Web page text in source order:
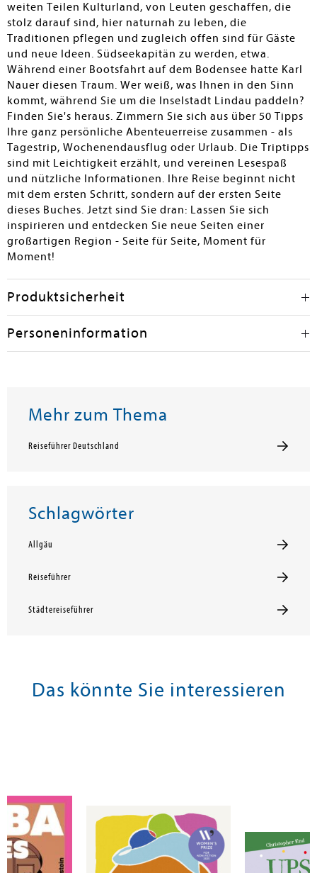
Michael Mücke
weiten Teilen Kulturland, von Leuten geschaffen, die
stolz darauf sind, hier naturnah zu leben, die
Traditionen pflegen und zugleich offen sind für Gäste
und neue Ideen. Südseekapitän zu werden, etwa.
Während einer Bootsfahrt auf dem Bodensee hatte Karl
Nauer diesen Traum. Wer weiß, was Ihnen in den Sinn
kommt, während Sie um die Inselstadt Lindau paddeln?
Finden Sie's heraus. Zimmern Sie sich aus über 50 Tipps
Ihre ganz persönliche Abenteuerreise zusammen - als
Tagestrip, Wochenendausflug oder Urlaub. Die Triptipps
sind mit Leichtigkeit erzählt, und vereinen Lesespaß
und nützliche Informationen. Ihre Reise beginnt nicht
mit dem ersten Schritt, sondern auf der ersten Seite
dieses Buches. Jetzt sind Sie dran: Lassen Sie sich
inspirieren und entdecken Sie neue Seiten einer
großartigen Region - Seite für Seite, Moment für
Moment!
Produktsicherheit
Personeninformation
Mehr zum Thema
Reiseführer Deutschland
Schlagwörter
Allgäu
Reiseführer
Städtereiseführer
Das könnte Sie interessieren